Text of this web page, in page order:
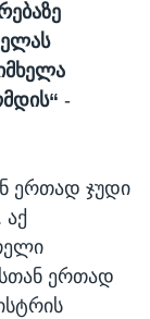
-
ერთად ჯუდი
ერთად